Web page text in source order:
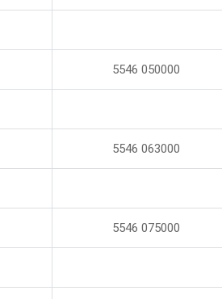
5546 050000
5546 063000
5546 075000